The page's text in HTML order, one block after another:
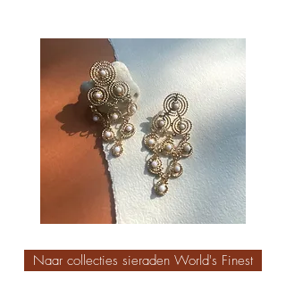
Naar collecties sieraden World's Finest